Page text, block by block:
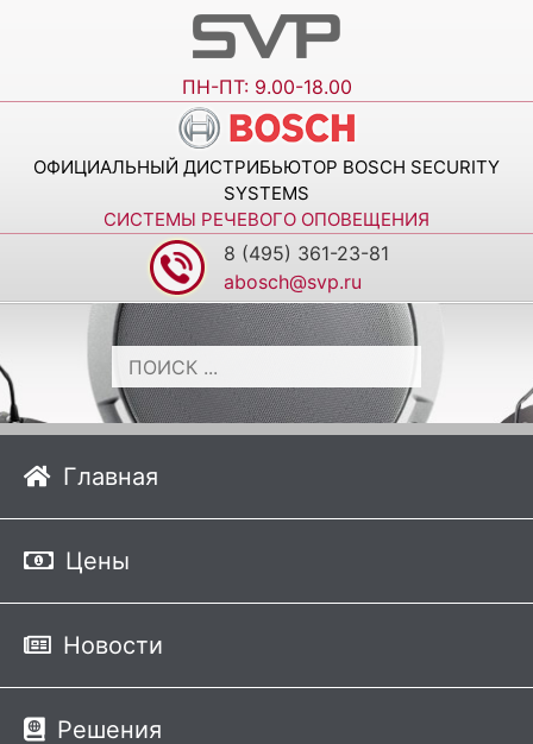
ПН-ПТ: 9.00-18.00
ОФИЦИАЛЬНЫЙ ДИСТРИБЬЮТОР BOSCH SECURITY
SYSTEMS
СИСТЕМЫ РЕЧЕВОГО ОПОВЕЩЕНИЯ
8 (495) 361-23-81
abosch@svp.ru
Главная
Цены
Новости
Решения